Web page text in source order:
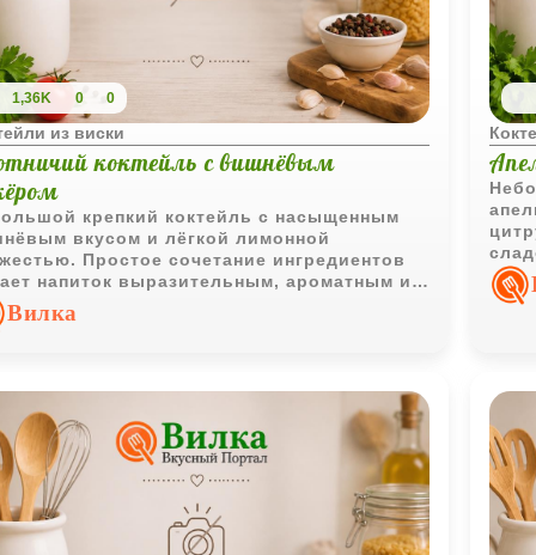
1,36K 0 0
из виски
коктейль с вишнёвым
крепкий коктейль с насыщенным
вкусом и лёгкой лимонной
Простое сочетание ингредиентов
напиток выразительным, ароматным и
сбалансированным.
Вилка